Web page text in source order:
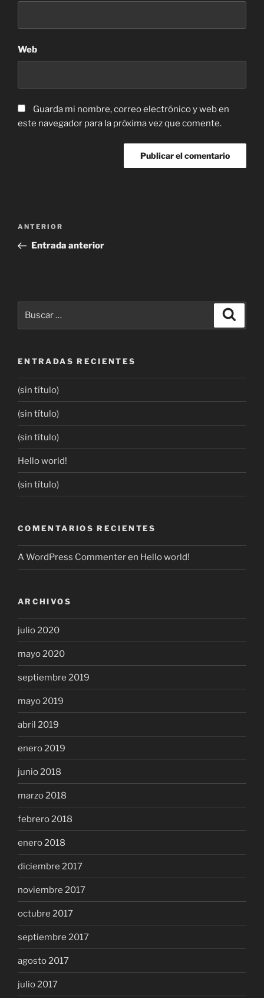
Web
Guarda mi nombre, correo electrónico y web en
este navegador para la próxima vez que comente.
ANTERIOR
Entrada anterior
ENTRADAS RECIENTES
(sin título)
(sin título)
(sin título)
Hello world!
(sin título)
COMENTARIOS RECIENTES
A WordPress Commenteren Hello world!
ARCHIVOS
julio 2020
mayo 2020
septiembre 2019
mayo 2019
abril 2019
enero 2019
junio 2018
marzo 2018
febrero 2018
enero 2018
diciembre 2017
noviembre 2017
octubre 2017
septiembre 2017
agosto 2017
julio 2017